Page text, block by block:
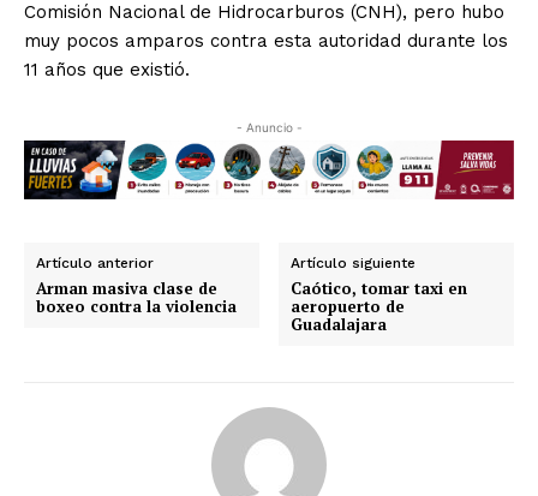
Comisión Nacional de Hidrocarburos (CNH), pero hubo
muy pocos amparos contra esta autoridad durante los
11 años que existió.
- Anuncio -
Artículo anterior
Arman masiva clase de
boxeo contra la violencia
Artículo siguiente
Caótico, tomar taxi en
aeropuerto de
Guadalajara